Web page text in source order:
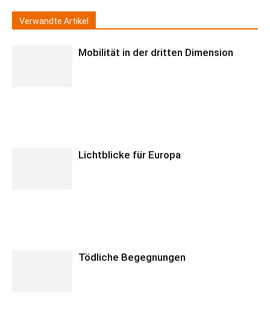
Verwandte Artikel
Mobilität in der dritten Dimension
Lichtblicke für Europa
Tödliche Begegnungen